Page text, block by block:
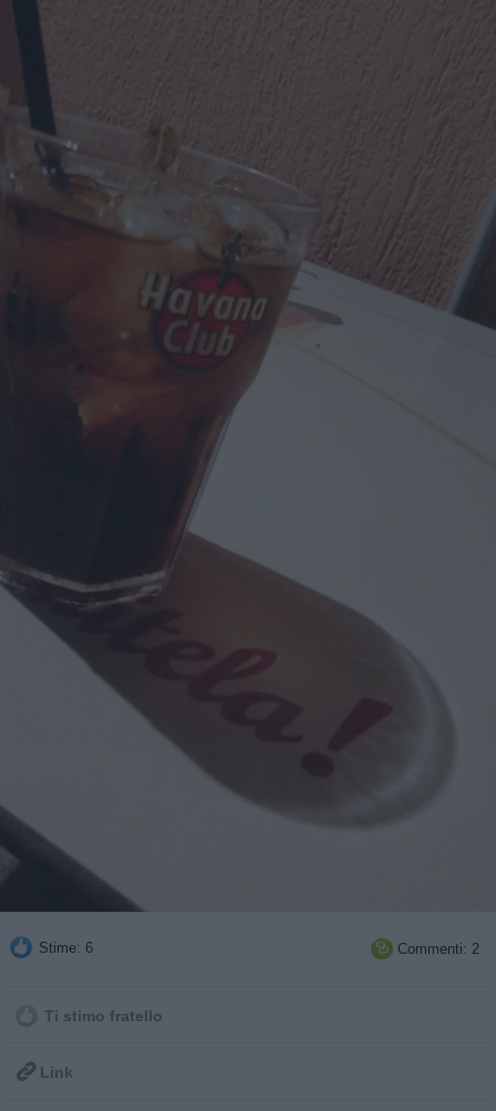
Stime: 6  Commenti: 2
Ti stimo fratello
 Link